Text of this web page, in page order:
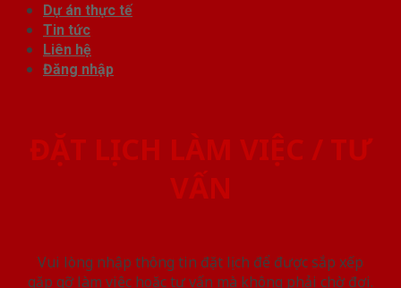
Dự án thực tế
Tin tức
Liên hệ
Đăng nhập
ĐẶT LỊCH LÀM VIỆC / TƯ
VẤN
Vui lòng nhập thông tin đặt lịch để được sắp xếp
gặp gỡ làm việc hoăc tư vấn mà không phải chờ đợi.